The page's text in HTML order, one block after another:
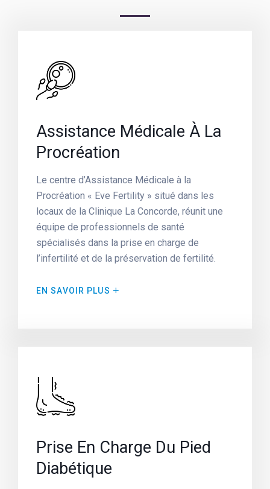
Assistance Médicale À La
Procréation
Le centre d’Assistance Médicale à la
Procréation « Eve Fertility » situé dans les
locaux de la Clinique La Concorde, réunit une
équipe de professionnels de santé
spécialisés dans la prise en charge de
l’infertilité et de la préservation de fertilité.
EN SAVOIR PLUS
Prise En Charge Du Pied
Diabétique